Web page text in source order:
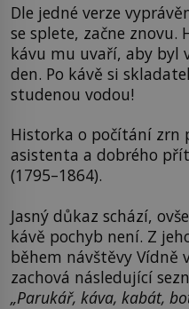
Dle jedné verze
se splete, začne znovu.
kávu mu uvaří, aby byl
den. Po kávě si
studenou vodou!
Historka o počítání zrn
asistenta a dobrého
(1795–1864).
Jasný důkaz schází,
kávě pochyb není. Z
během návštěvy Vídně
zachová následující
„Parukář, káva, kabát,